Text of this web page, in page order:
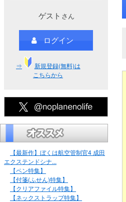
ゲスト さん
ログイン
⇒
新規登録(無料)は
こちらから
【最新作】ぼくは航空管制官4 成田
エクステンドシナ...
【ペン特集】
【付箋(ふせん)特集】
【クリアファイル特集】
【ネックストラップ特集】